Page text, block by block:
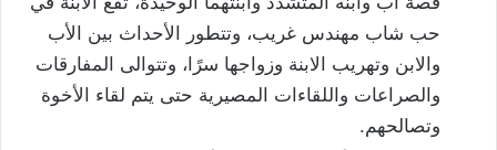
حب شاب مهندس غريب، وتتطور الأحداث بين الأب
والابن وتهريب الابنة وزواجها سرًا، وتتوالى المفارقات
والصراعات واللقاءات المصيرية حتى يتم لقاء الأخوة
وتصالحهم.